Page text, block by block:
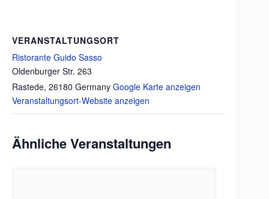
VERANSTALTUNGSORT
Ristorante Guido Sasso
Oldenburger Str. 263
Rastede, 26180 Germany Google Karte anzeigen
Veranstaltungsort-Website anzeigen
Ähnliche Veranstaltungen